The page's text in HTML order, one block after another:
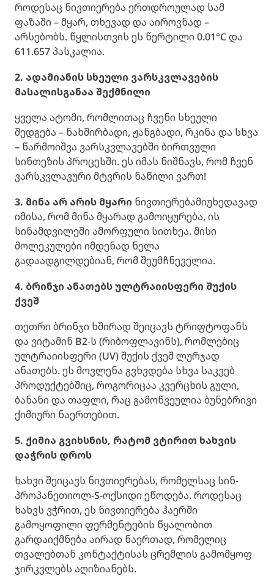
როდესაც ნივთიერება ერთდროულად სამ
ფაზაში – მყარ, თხევად და აიროვნად –
არსებობს. წყლისთვის ეს წერტილი 0.01°C და
611.657 პასკალია.
2. ადამიანის სხეული ვარსკვლავების
მასალისგანაა შექმნილი
ყველა ატომი, რომლითაც ჩვენი სხეული
შედგება – ნახშირბადი, ჟანგბადი, რკინა და სხვა
– წარმოიშვა ვარსკვლავებში ბირთვული
სინთეზის პროცესში. ეს იმას ნიშნავს, რომ ჩვენ
ვარსკვლავური მტვრის ნაწილი ვართ!
3. მინა არ არის მყარი ნივთიერებამიუხედავად
იმისა, რომ მინა მყარად გამოიყურება, ის
სინამდვილეში ამორფული სითხეა. მისი
მოლეკულები იმდენად ნელა
გადაადგილდებიან, რომ შეუმჩნეველია.
4. ბრინჯი ანათებს ულტრაიისფერი შუქის
ქვეშ
თეთრი ბრინჯი ხშირად შეიცავს ტრიფტოფანს
და ვიტამინ B2-ს (რიბოფლავინს), რომლებიც
ულტრაიისფერი (UV) შუქის ქვეშ ლურჯად
ანათებს. ეს მოვლენა გვხვდება სხვა საკვებ
პროდუქტებშიც, როგორიცაა კვერცხის გული,
ბანანი და თაფლი, რაც გამოწვეულია ბუნებრივი
ქიმიური ნაერთებით.
5. ქიმია გვიხსნის, რატომ ვტირით ხახვის
დაჭრის დროს
ხახვი შეიცავს ნივთიერებას, რომელსაც სინ-
პროპანეთიოლ-S-ოქსიდი ეწოდება. როდესაც
ხახვს ვჭრით, ეს ნივთიერება ჰაერში
გამოყოფილი ფერმენტების წყალობით
გარდაიქმნება აირად ნაერთად, რომელიც
თვალებთან კონტაქტისას ცრემლის გამომყოფ
ჯირკვლებს აღიზიანებს.